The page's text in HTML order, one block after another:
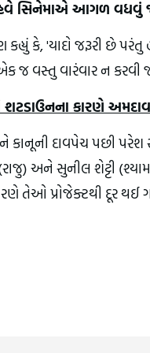
હવે સિનેમાએ આગળ વધવું
કે, 'યાદો જરૂરી છે
જ વસ્તુ વારંવાર ન કરવી
કારણે
દાવપેચ પછી પરેશ
અને સુનીલ શેટ્ટી
તેઓ પ્રોજેક્ટથી દૂર